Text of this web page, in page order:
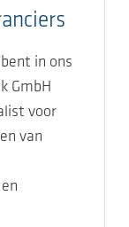
in ons
GmbH
voor
van